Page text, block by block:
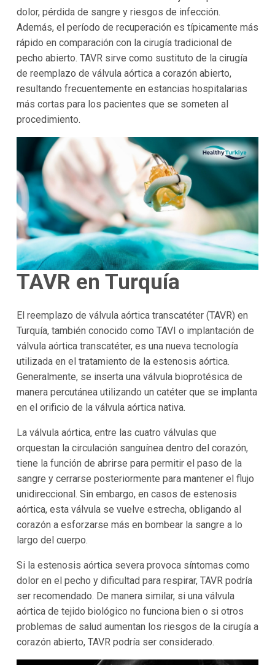
dolor, pérdida de sangre y riesgos de infección.
Además, el período de recuperación es típicamente más
rápido en comparación con la cirugía tradicional de
pecho abierto. TAVR sirve como sustituto de la cirugía
de reemplazo de válvula aórtica a corazón abierto,
resultando frecuentemente en estancias hospitalarias
más cortas para los pacientes que se someten al
procedimiento.
TAVR en Turquía
El reemplazo de válvula aórtica transcatéter (TAVR) en
Turquía, también conocido como TAVI o implantación de
válvula aórtica transcatéter, es una nueva tecnología
utilizada en el tratamiento de la estenosis aórtica.
Generalmente, se inserta una válvula bioprotésica de
manera percutánea utilizando un catéter que se implanta
en el orificio de la válvula aórtica nativa.
La válvula aórtica, entre las cuatro válvulas que
orquestan la circulación sanguínea dentro del corazón,
tiene la función de abrirse para permitir el paso de la
sangre y cerrarse posteriormente para mantener el flujo
unidireccional. Sin embargo, en casos de estenosis
aórtica, esta válvula se vuelve estrecha, obligando al
corazón a esforzarse más en bombear la sangre a lo
largo del cuerpo.
Si la estenosis aórtica severa provoca síntomas como
dolor en el pecho y dificultad para respirar, TAVR podría
ser recomendado. De manera similar, si una válvula
aórtica de tejido biológico no funciona bien o si otros
problemas de salud aumentan los riesgos de la cirugía a
corazón abierto, TAVR podría ser considerado.